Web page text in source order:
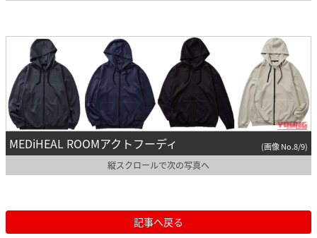
MEDiHEAL ROOMアクトフーディ (画像 No.8/9)
縦スクロールで次の写真へ
記事へ戻る